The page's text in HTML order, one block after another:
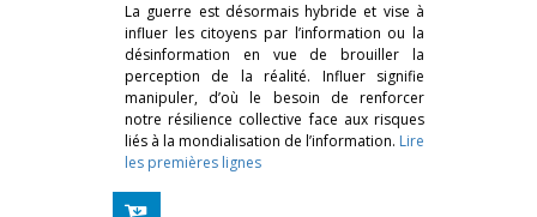
La guerre est désormais hybride et vise à
influer les citoyens par l’information ou la
désinformation en vue de brouiller la
perception de la réalité. Influer signifie
manipuler, d’où le besoin de renforcer
notre résilience collective face aux risques
liés à la mondialisation de l’information. Lire
les premières lignes